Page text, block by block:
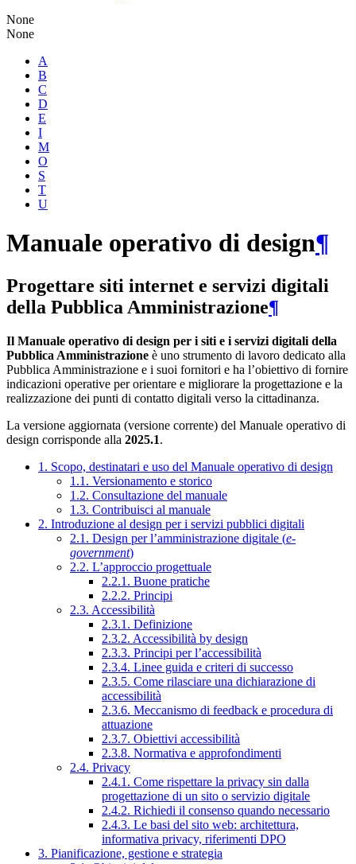
None
None
A
B
C
D
E
I
M
O
S
T
U
Manuale operativo di design¶
Progettare siti internet e servizi digitali
della Pubblica Amministrazione¶
Il Manuale operativo di design per i siti e i servizi digitali della
Pubblica Amministrazione è uno strumento di lavoro dedicato alla
Pubblica Amministrazione e i suoi fornitori e ha l’obiettivo di fornire
indicazioni operative per orientare e migliorare la progettazione e la
realizzazione dei punti di contatto digitali verso la cittadinanza.
La versione aggiornata (versione corrente) del Manuale operativo di
design corrisponde alla 2025.1.
1. Scopo, destinatari e uso del Manuale operativo di design
1.1. Versionamento e storico
1.2. Consultazione del manuale
1.3. Contribuisci al manuale
2. Introduzione al design per i servizi pubblici digitali
2.1. Design per l’amministrazione digitale (e-
government)
2.2. L’approccio progettuale
2.2.1. Buone pratiche
2.2.2. Principi
2.3. Accessibilità
2.3.1. Definizione
2.3.2. Accessibilità by design
2.3.3. Principi per l’accessibilità
2.3.4. Linee guida e criteri di successo
2.3.5. Come rilasciare una dichiarazione di
accessibilità
2.3.6. Meccanismo di feedback e procedura di
attuazione
2.3.7. Obiettivi accessibilità
2.3.8. Normativa e approfondimenti
2.4. Privacy
2.4.1. Come rispettare la privacy sin dalla
progettazione di un sito o servizio digitale
2.4.2. Richiedi il consenso quando necessario
2.4.3. Le basi del sito web: architettura,
informativa privacy, riferimenti DPO
3. Pianificazione, gestione e strategia